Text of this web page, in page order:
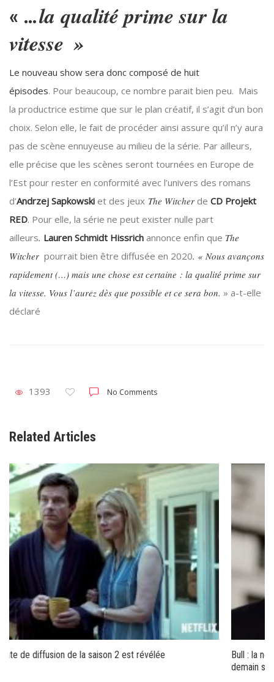
« …la qualité prime sur la
vitesse »
Le nouveau show sera donc composé de huit
épisodes. Pour beaucoup, ce nombre parait bien peu. Mais
la productrice estime que sur le plan créatif, il s’agit d’un bon
choix. Selon elle, le fait de procéder ainsi assure qu’il n’y aura
pas de scène ennuyeuse au milieu de la série. Par ailleurs,
elle précise que les scènes seront tournées en Europe de
l’Est pour rester en conformité avec l’univers des romans
d’Andrzej Sapkowski et des jeux The Witcher de CD Projekt
RED. Pour elle, la série ne peut exister nulle part
ailleurs. Lauren Schmidt Hissrich annonce enfin que The
Witcher pourrait bien être diffusée en 2020. « Nous avançons
rapidement (…) mais une chose est certaine : la qualité prime sur
la vitesse. Vous l’aurez dès que possible et ce sera bon. » a-t-elle
déclaré
1393 No Comments
Related Articles
Bull : la nouvelle série américaine avec Michael Weatherly démarre